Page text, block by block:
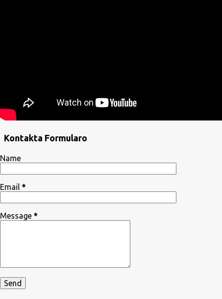
Kontakta Formularo
Name
Email *
Message *